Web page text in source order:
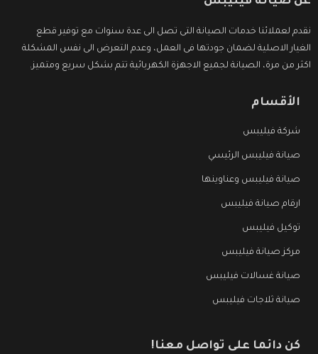
نقدم لعملائنا خدمات الصيانة التى تصل الى عدة سنوات مع توفير قطع
الغيار الاصلية لضمان جودتها فى العمل، وعدم التعرض الى نفس المشكلة
اكثر من مرة، الصيانة لجميع الاجهزة الكهربائية تتم بشكل سريع ومتميز.
الأقسام
شركة فيليبس
صيانة فيليبس الرئيسي
صيانة فيليبس وعناوينها
ارقام صيانة فيليبس
توكيل فيليبس
مركز صيانة فيليبس
صيانة غسالات فيليبس
صيانة ثلاجات فيليبس
كن دائما على تواصل معنا!